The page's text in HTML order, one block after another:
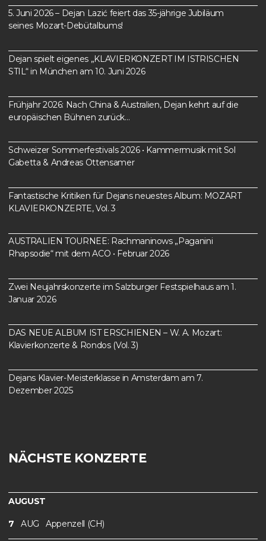
5. Juni 2026 – Dejan Lazić feiert das 35-jährige Jubiläum
seines Mozart-Debütalbums!
Dejan spielt eigenes „KLAVIERKONZERT IM ISTRISCHEN
STIL“ in München am 10. Juni 2026
Frühjahr 2026: Nach China & Australien, Dejan kehrt auf die
europäischen Bühnen zurück…
Schweizer Sommerfestivals 2026 • Kammermusik mit Sol
Gabetta & Andreas Ottensamer
Fantastische Kritiken für Dejans neuestes Album: MOZART
KLAVIERKONZERTE, Vol. 3
AUSTRALIEN TOURNEE: Rachmaninows „Paganini
Rhapsodie“ mit dem ACO • Februar 2026
Zwei Neujahrskonzerte im Salzburger Festspielhaus am 1.
Januar 2026
DAS NEUE ALBUM IST ERSCHIENEN – W. A. Mozart:
Klavierkonzerte & Rondos (Vol. 3)
Dejans Klavier-Meisterklasse in Amsterdam am 7.
Dezember 2025
NÄCHSTE KONZERTE
AUGUST
7 AUG Appenzell (CH)